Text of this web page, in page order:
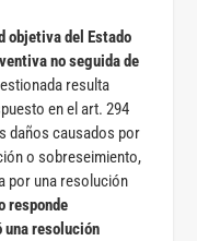
objetiva del Estado
no seguida de
resulta
en el art. 294
daños causados por
o sobreseimiento,
por una resolución
responde
una resolución